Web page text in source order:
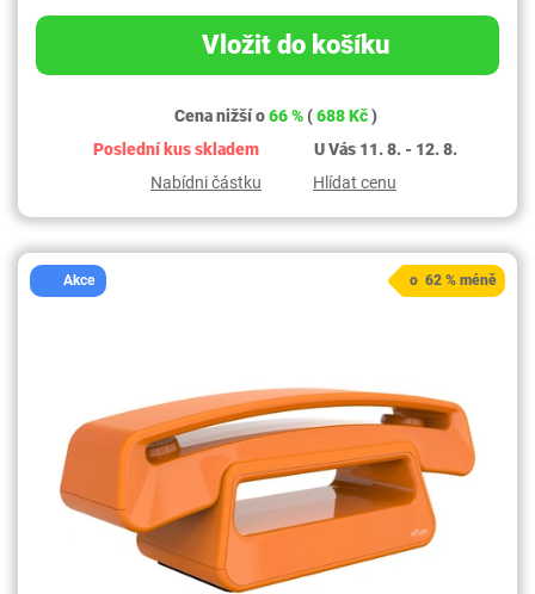
Vložit do košíku
Cena nižší o66 %(688 Kč)
Poslední kus skladem
U Vás 11. 8. - 12. 8.
Nabídni částku
Hlídat cenu
Akce o 62 % méně